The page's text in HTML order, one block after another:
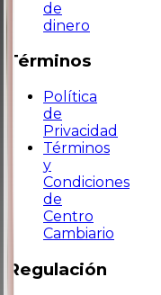
de
dinero
Términos
Política
de
Privacidad
Términos
y
Condiciones
de
Centro
Cambiario
Regulación